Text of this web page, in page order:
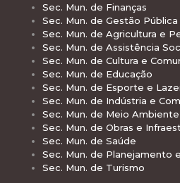
Sec. Mun. de Finanças
Sec. Mun. de Gestão Pública
Sec. Mun. de Agricultura e
Sec. Mun. de Assistência
Sec. Mun. de Cultura e
Sec. Mun. de Educação
Sec. Mun. de Esporte e
Sec. Mun. de Indústria e
Sec. Mun. de Meio Ambiente
Sec. Mun. de Obras e
Sec. Mun. de Saúde
Sec. Mun. de Planejamento
Sec. Mun. de Turismo